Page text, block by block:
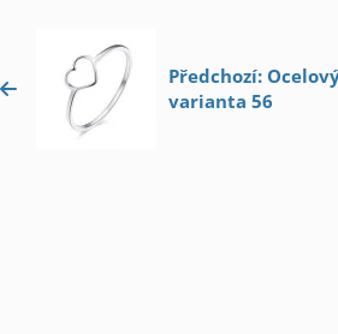
Předchozí:
varianta 56